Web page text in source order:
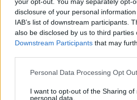
disclosure of your personal
IAB’s list of downstream participants.
also be disclosed by us to third parties
Downstream Participants that may
Personal Data Processing Opt
I want to opt-out of the Sharing of
personal data.